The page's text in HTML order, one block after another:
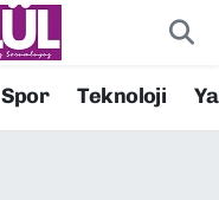
Spor Teknoloji